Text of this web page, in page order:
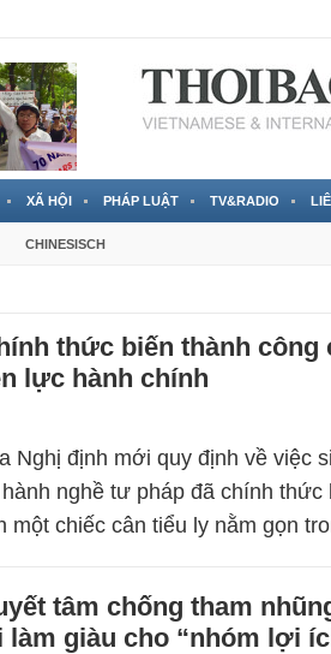
XÃ HỘI PHÁP LUẬT TV&RADIO
CHINESISCH
thức biến thành công
lực hành chính
Nghị định mới quy định về việc
hành nghề tư pháp đã chính thức
một chiếc cân tiểu ly nằm gọn
tâm chống tham
làm giàu cho “nhóm lợi